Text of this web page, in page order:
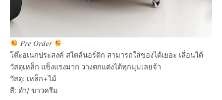
𝑃𝑟𝑒 𝑂𝑟𝑑𝑒𝑟
โต๊ะอเนกประสงค์ สไตล์นอร์ดิก สามารถใส่ของได้เยอะ เลื่อนได้
วัสดุเหล็ก แข็งแรงมาก วางตกแต่งได้ทุกมุมเลยจ้า
วัสดุ: เหล็ก+ไม้
สี: ดำ/ ขาวครีม